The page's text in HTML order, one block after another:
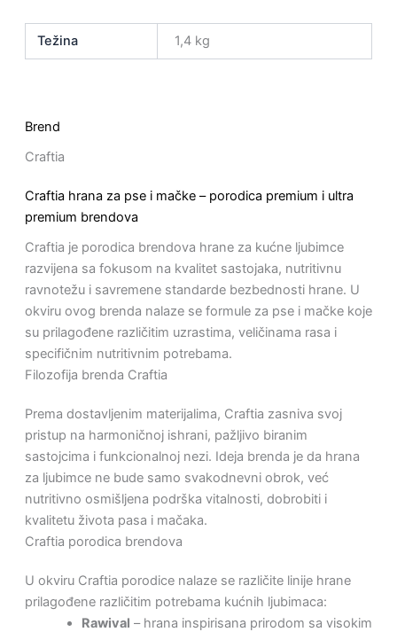
Težina 1,4 kg
Brend
Craftia
Craftia hrana za pse i mačke – porodica premium i ultra
premium brendova
Craftia je porodica brendova hrane za kućne ljubimce
razvijena sa fokusom na kvalitet sastojaka, nutritivnu
ravnotežu i savremene standarde bezbednosti hrane. U
okviru ovog brenda nalaze se formule za pse i mačke koje
su prilagođene različitim uzrastima, veličinama rasa i
specifičnim nutritivnim potrebama.
Filozofija brenda Craftia
Prema dostavljenim materijalima, Craftia zasniva svoj
pristup na harmoničnoj ishrani, pažljivo biranim
sastojcima i funkcionalnoj nezi. Ideja brenda je da hrana
za ljubimce ne bude samo svakodnevni obrok, već
nutritivno osmišljena podrška vitalnosti, dobrobiti i
kvalitetu života pasa i mačaka.
Craftia porodica brendova
U okviru Craftia porodice nalaze se različite linije hrane
prilagođene različitim potrebama kućnih ljubimaca:
Rawival – hrana inspirisana prirodom sa visokim